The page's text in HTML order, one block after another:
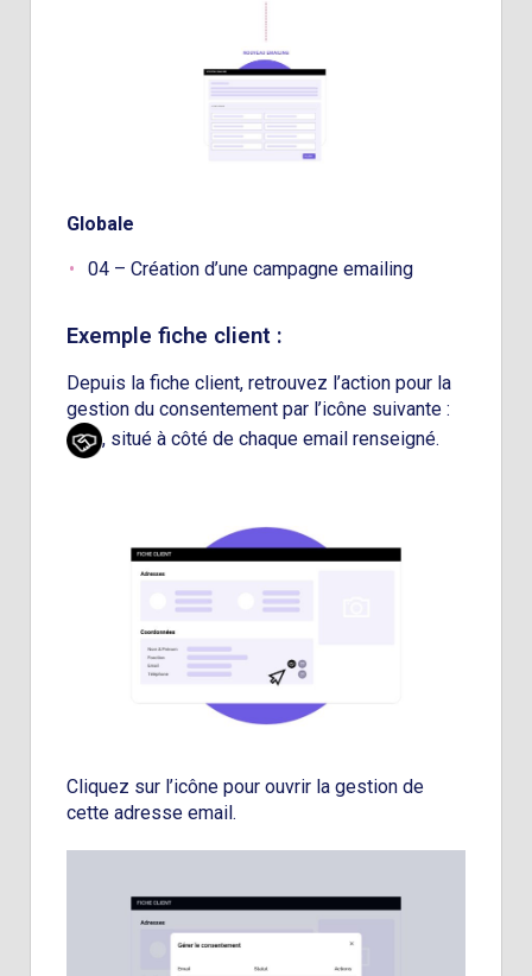
Globale
04 – Création d’une campagne emailing
Exemple fiche client :
Depuis la fiche client, retrouvez l’action pour la
gestion du consentement par l’icône suivante :
, situé à côté de chaque email renseigné.
Cliquez sur l’icône pour ouvrir la gestion de
cette adresse email.